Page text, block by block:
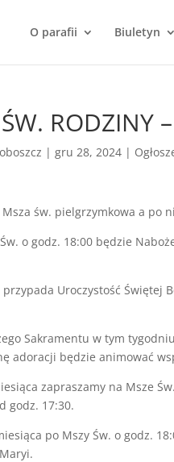
O parafii Biuletyn
RODZINY
| gru 28, 2024 |
św. pielgrzymkowa a po
o godz. 18:00 będzie
Uroczystość Świętej
Sakramentu w tym
adoracji będzie animować
zapraszamy na Msze
godz. 17:30.
po Mszy Św. o godz.